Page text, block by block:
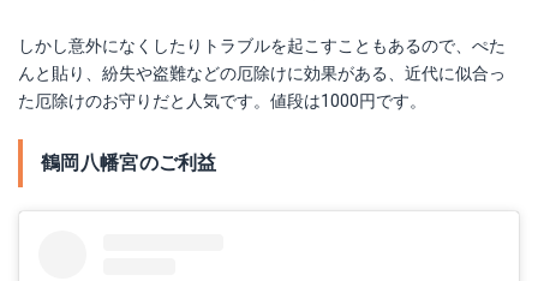
しかし意外になくしたりトラブルを起こすこともあるので、ぺた
んと貼り、紛失や盗難などの厄除けに効果がある、近代に似合っ
た厄除けのお守りだと人気です。値段は1000円です。
鶴岡八幡宮のご利益